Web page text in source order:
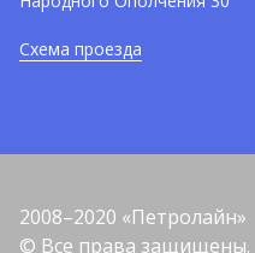
Схема проезда
2008–2020 «Петролайн»
© Все права защищены.